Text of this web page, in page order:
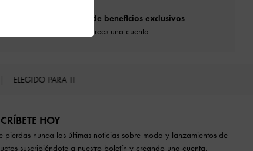
Disfruta de beneficios exclusivos
Cuando crees una cuenta
ELEGIDO PARA TI
HOY
pierdas nunca las últimas noticias sobre moda y lanzamientos de
suscribiéndote a nuestro boletín y creando una cuenta.